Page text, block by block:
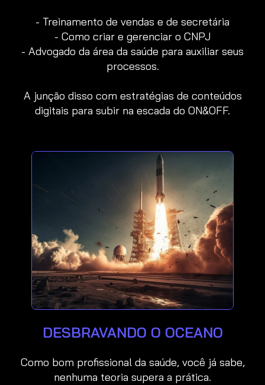
- Treinamento de vendas e de secretária
- Como criar e gerenciar o CNPJ
- Advogado da área da saúde para auxiliar seus
processos.
A junção disso com estratégias de conteúdos
digitais para subir na escada do ON&OFF.
DESBRAVANDO O OCEANO
Como bom profissional da saúde, você já sabe,
nenhuma teoria supera a prática.